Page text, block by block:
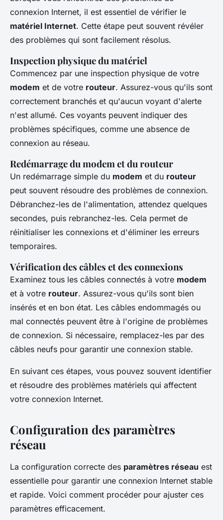
connexion Internet, il est essentiel de vérifier le
matériel Internet. Cette étape peut souvent révéler
des problèmes qui sont facilement résolus.
Inspection physique du matériel
Commencez par une inspection physique de votre
modem et de votre routeur. Assurez-vous qu'ils sont
correctement branchés et qu'aucun voyant d'alerte
n'est allumé. Ces voyants peuvent indiquer des
problèmes spécifiques, comme une absence de
connexion au réseau.
Redémarrage du modem et du routeur
Un redémarrage simple du modem et du routeur
peut souvent résoudre des problèmes de connexion.
Débranchez-les de l'alimentation, attendez quelques
secondes, puis rebranchez-les. Cela permet de
réinitialiser les connexions et d'éliminer les erreurs
temporaires.
Vérification des câbles et des connexions
Examinez tous les câbles connectés à votre modem
et à votre routeur. Assurez-vous qu'ils sont bien
insérés et en bon état. Les câbles endommagés ou
mal connectés peuvent être à l'origine de problèmes
de connexion. Si nécessaire, remplacez-les par des
câbles neufs pour garantir une connexion stable.
En suivant ces étapes, vous pouvez souvent identifier
et résoudre des problèmes matériels qui affectent
votre connexion Internet.
Configuration des paramètres
réseau
La configuration correcte des paramètres réseau est
essentielle pour garantir une connexion Internet stable
et rapide. Voici comment procéder pour ajuster ces
paramètres efficacement.